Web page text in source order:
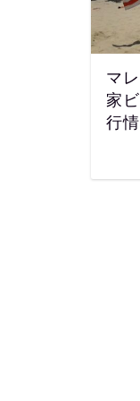
マ
家
行